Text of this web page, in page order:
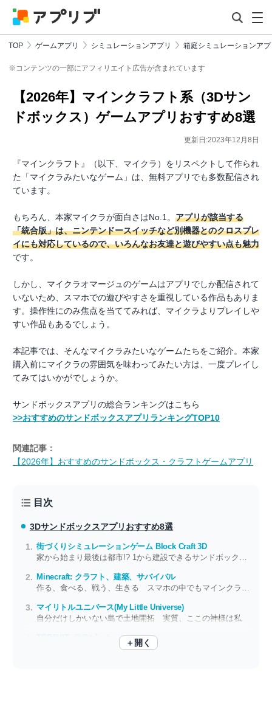
TOP ゲームアプリ シミュレーションアプリ 箱庭シミュレーションア
※コンテンツの一部にアフィリエイト広告が含まれています
【2026年】マインクラフト系（3Dサン
ドボックス）ゲームアプリおすすめ8選
更新日:2023年12月8日
『マインクラフト』（以下、マイクラ）をリスペクトして作られ
た「マイクラみたいなゲーム」は、無料アプリでも多数配信され
ています。
もちろん、本家マイクラが面白さはNo.1。 アプリが該当する
「統合版」は、ニンテンドースイッチなど別機器とのクロスプレ
イにも対応しているので、いろんなお友達と遊びやすい点も魅力
です。
しかし、マイクラオマージュのゲームはアプリでしか配信されて
いないため、スマホでの遊びやすさを重視している作品もありま
す。操作性にのみ焦点を当ててみれば、マイクラよりプレイしや
すい作品もあるでしょう。
本記事では、そんなマイクラみたいなゲームたちをご紹介。本家
購入前にマイクラの雰囲気を味わってみたい方は、一度プレイし
てみてはいかがでしょうか。
サンドボックスアプリの総合ランキングはこちら
>>おすすめのサンドボックスアプリランキングTOP10
関連記事：
【2026年】おすすめのサンドボックス・クラフトゲームアプリ
目次
3Dサンドボックスアプリ おすすめ8選
街づくりシミュレーションゲーム Block Craft 3D
家から始まり最後は都市!? 1から建設できるサンドボックスゲーム
Minecraft: クラフト、建築、サバイバル
作る、食べる、戦う、生きる スマホの中でもマインクラフトだ！
マイリトルユニバース(My Little Universe)
自分だけしかいない島で土地開拓 実質、ここの神様は私
＋開く